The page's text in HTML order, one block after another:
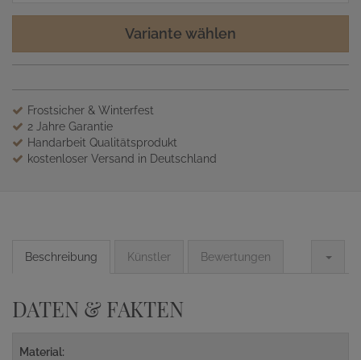
Variante wählen
Frostsicher & Winterfest
2 Jahre Garantie
Handarbeit Qualitätsprodukt
kostenloser Versand in Deutschland
Beschreibung Künstler Bewertungen
DATEN & FAKTEN
Material: